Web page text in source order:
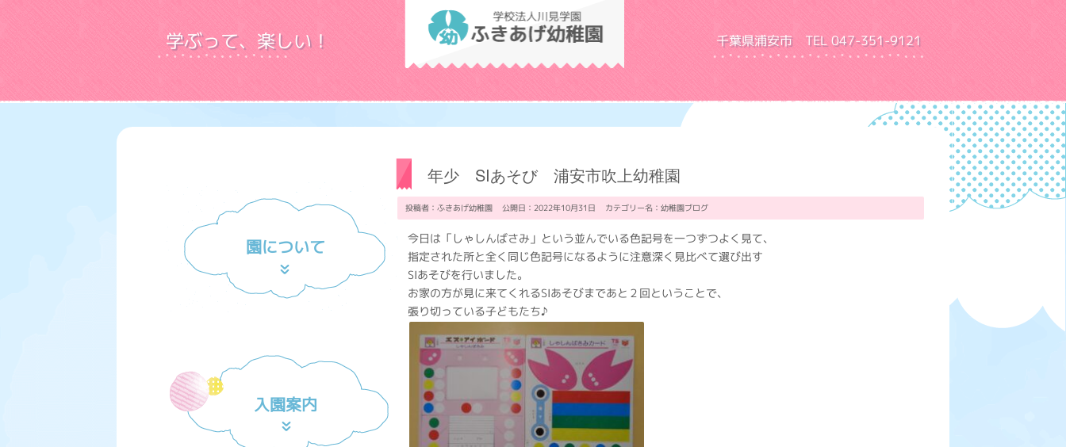
学ぶって、楽しい！
学校法人川見学園 ふきあげ幼稚園
千葉県浦安市 TEL 047-351-9121
園について
入園案内
年少 SIあそび 浦安市吹上幼稚園
投稿者：ふきあげ幼稚園 公開日：2022年10月31日 カテゴリー名： 幼稚園ブログ
今日は「しゃしんばさみ」という並んでいる色記号を一つずつよく見て、
指定された所と全く同じ色記号になるように注意深く見比べて選び出す
SIあそびを行いました。
お家の方が見に来てくれるSIあそびまであと２回ということで、
張り切っている子どもたち♪